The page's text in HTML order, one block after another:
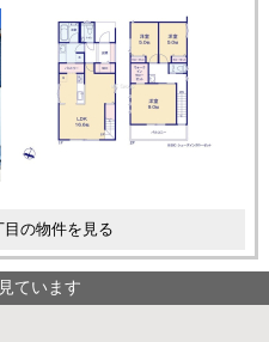
の物件を見る
ています